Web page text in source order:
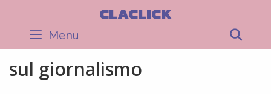
content
CLACLICK
Menu
sul giornalismo